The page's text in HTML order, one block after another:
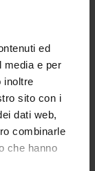
ed
media e per
inoltre
sito con i
dati web,
combinarle
che hanno